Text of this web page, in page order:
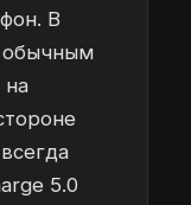
В
обычным
на
5.0